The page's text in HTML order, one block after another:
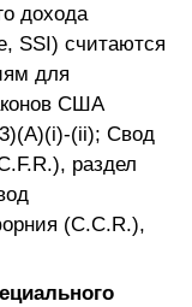
дохода
SSI) считаются
для
США
(ii); Свод
раздел
(C.C.R.),